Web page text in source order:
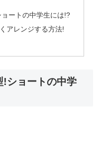
ートの中学生には!?
アレンジする方法!
!ショートの中学